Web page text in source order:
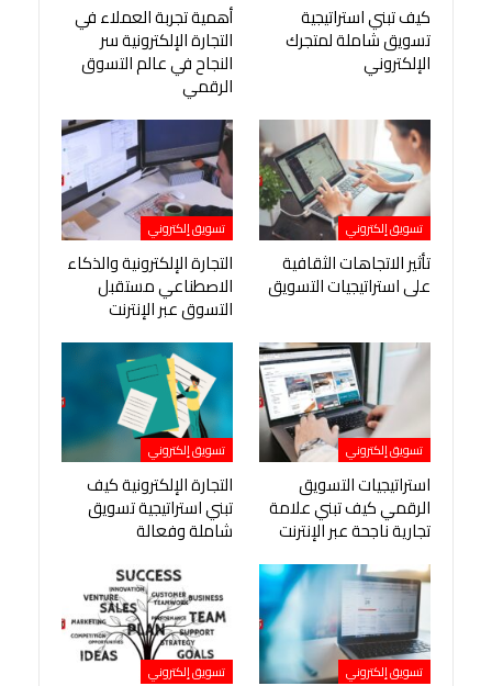
كيف تبني استراتيجية
تسويق شاملة لمتجرك
الإلكتروني
أهمية تجربة العملاء في
التجارة الإلكترونية سر
النجاح في عالم التسوق
الرقمي
تسويق إلكتروني
تأثير الاتجاهات الثقافية
على استراتيجيات التسويق
تسويق إلكتروني
التجارة الإلكترونية والذكاء
الاصطناعي مستقبل
التسوق عبر الإنترنت
تسويق إلكتروني
استراتيجيات التسويق
الرقمي كيف تبني علامة
تجارية ناجحة عبر الإنترنت
تسويق إلكتروني
التجارة الإلكترونية كيف
تبني استراتيجية تسويق
شاملة وفعالة
تسويق إلكتروني تسويق إلكتروني